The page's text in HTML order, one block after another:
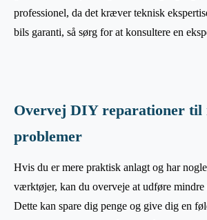
professionel, da det kræver teknisk
bils garanti, så sørg for at konsultere en
Overvej DIY reparationer til
problemer
Hvis du er mere praktisk anlagt og har
værktøjer, kan du overveje at udføre mindre
Dette kan spare dig penge og give dig en